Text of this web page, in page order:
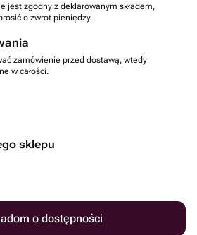
jest zgodny z deklarowanym składem,
o zwrot pieniędzy.
zamówienie przed dostawą, wtedy
w całości.
sklepu
o dostępności